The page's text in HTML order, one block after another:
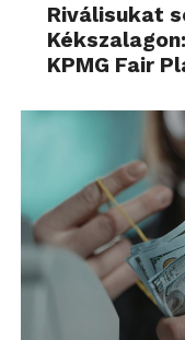
Riválisukat
KPMG Fair